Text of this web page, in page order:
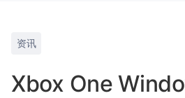
资讯
Xbox One